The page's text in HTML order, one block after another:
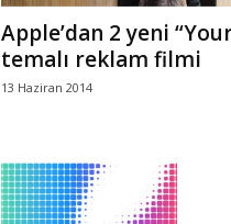
Apple’dan 2 yeni
temalı reklam filmi
13 Haziran 2014